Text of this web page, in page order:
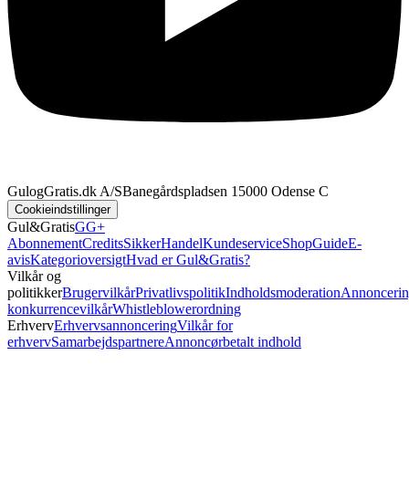
GulogGratis.dk A/SBanegårdspladsen 1 5000 Odense C
Cookieindstillinger
Gul&GratisGG+
AbonnementCreditsSikkerHandelKundeserviceShopGuideE-
avisKategorioversigtHvad er Gul&Gratis?
Vilkår og
politikkerBrugervilkårPrivatlivspolitikIndholdsmoderation
konkurrencevilkårWhistleblowerordning
ErhvervErhvervsannonceringVilkår for
erhvervSamarbejdspartnereAnnoncørbetalt indhold